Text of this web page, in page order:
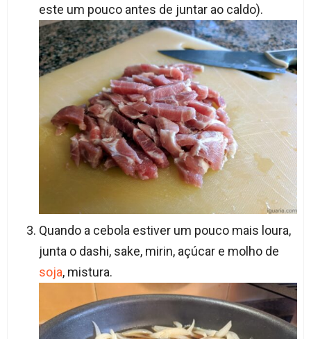
este um pouco antes de juntar ao caldo).
Quando a cebola estiver um pouco mais loura,
junta o dashi, sake, mirin, açúcar e molho de
soja, mistura.